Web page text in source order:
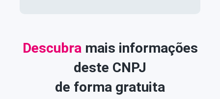
Descubramais informações
deste CNPJ
de forma gratuita